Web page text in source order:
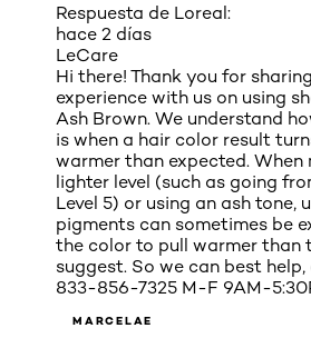
Respuesta de Loreal:
hace 2 días
LeCare
Hi there! Thank you for
experience with us on using
Ash Brown. We understand
is when a hair color result
warmer than expected. When
lighter level (such as going
Level 5) or using an ash tone,
pigments can sometimes be
the color to pull warmer than
suggest. So we can best
833-856-7325 M-F 9AM-
MARCELAE